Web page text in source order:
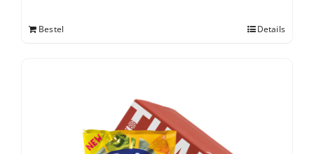
Bestel Details